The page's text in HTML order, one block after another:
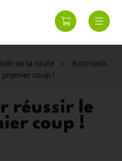
de la route »
8 conseils
coup !
réussir le
coup !